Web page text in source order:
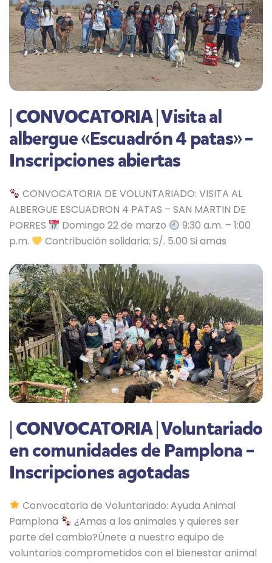
| CONVOCATORIA | Visita al
albergue «Escuadrón 4 patas» –
Inscripciones abiertas
CONVOCATORIA DE VOLUNTARIADO: VISITA AL
ALBERGUE ESCUADRON 4 PATAS – SAN MARTIN DE
PORRES
Domingo 22 de marzo
9:30 a.m. – 1:00
p.m.
Contribución solidaria: S/. 5.00 Si amas
| CONVOCATORIA | Voluntariado
en comunidades de Pamplona –
Inscripciones agotadas
Convocatoria de Voluntariado: Ayuda Animal
Pamplona
¿Amas a los animales y quieres ser
parte del cambio?Únete a nuestro equipo de
voluntarios comprometidos con el bienestar animal